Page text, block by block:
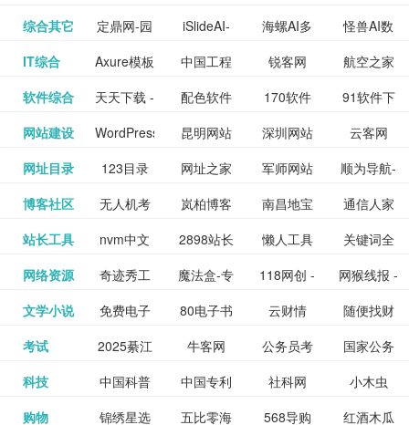
全 频
包括上映
影片的影
讯查询及
购票服
务。你可
和看过的
_www.sanmao.com.cn_
素材免费
图库
nas论
坛|nas1.cn|nas1|nas
流社区
文写作-AI
毕业设计-
PPT模板
生成
作 - 国内
领先的AI
图片、文
案创作平
讯飞星火-
懂我的AI
助手
更多>>
综合其它 定鼎网-园
林景观建
筑室内设
iSlideAI-
一键生成
PPT模板
海螺AI多
模态大语
言模型
怪兽AI数
字人
九章开物 更多>>
IT综合 Axure模板
网
中国工程
科技知识
中心
锐客网
航空之家
牛品汇
更多>>
软件综合 天天下载 -
绿色精品
软件应用
配色软件
园
170软件
下载站
91软件下
载
yx12345
下载站
更多>>
网站建设 WordPress
主题模板
下载_爱主
昆明网站
建设
深圳网站
建设
云客网
SEO众包
服务平台
深圳网站
建设
更多>>
网址目录 123目录
网
网址之家 军师网站
目录网址
大全
顺为导航-
办公运营
工具导航
易推分类
目录网
更多>>
博客社区 无人机考
证资讯网
岚柏博客 南昌地宝
网_南昌论
坛
通信人家
园
精易论坛 更多>>
站长工具 nvm中文
网
2898站长
资源平台
懒人工具 关键词全
网指数查
询
SEO工具
- 站长之家
更多>>
网络资源 奇迹秀工
具箱-设计
师必备设
魔法盒-专
业的游戏
动画特效
118网创 -
创业项目
资源分享
网猴线报 -
一个简单
且纯粹的
线报酷 -
专注线报
活动
更多>>
文学小说 免费电子
书下载
网,txt小说
80电子书
_八零电子
书_80txt_
云财情 随便找财
经网
钱如故 更多>>
考试 2025綦江
区中考志
牛客网 公务员考
试-中公教
国家公务
员局
公务员考
试信息网
更多>>
科技 中国科普 中国专利 社科网
小木虫
中国科学
更多>>
购物 锦绣星选 五比零海 568导购 红酒木瓜